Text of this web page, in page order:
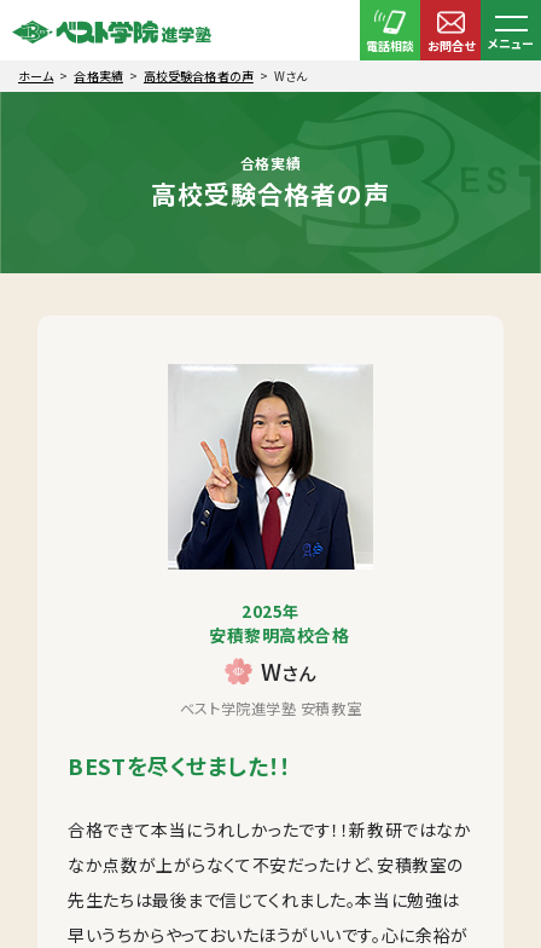
電話相談 お問合せ
メニュー
ホーム
合格実績 高校受験合格者の声 Wさん
合格実績
高校受験合格者の声
2025年
安積黎明高校合格
Wさん
ベスト学院進学塾 安積教室
BESTを尽くせました！！
合格できて本当にうれしかったです！！新教研ではなか
なか点数が上がらなくて不安だったけど、安積教室の
先生たちは最後まで信じてくれました。本当に勉強は
早いうちからやっておいたほうがいいです。心に余裕が